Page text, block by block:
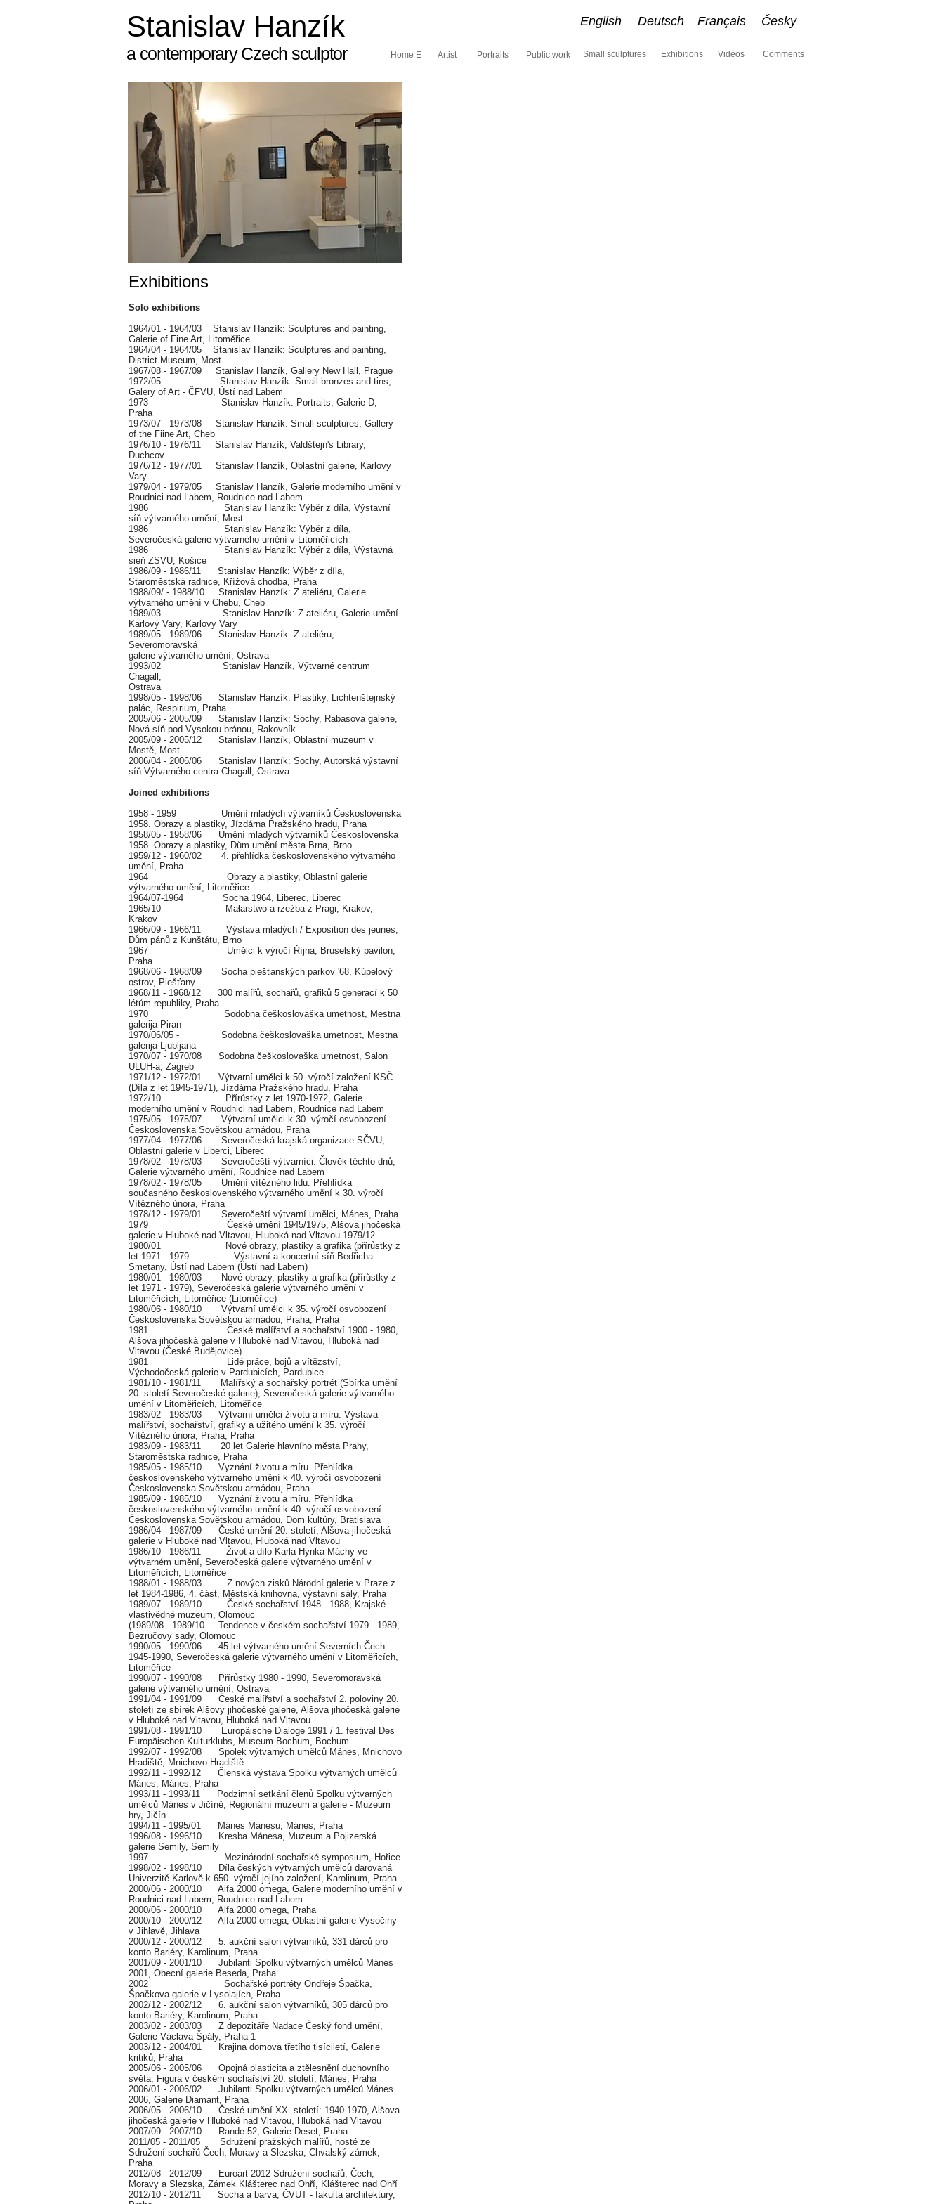
Stanislav Hanzík
a contemporary Czech sculptor Portraits
Artist
Home E Public work Small sculptures Exhibitions Videos Comments
Exhibitions
Solo exhibitions
1964/01 - 1964/03 Stanislav Hanzík: Sculptures and painting,
Galerie of Fine Art, Litoměřice
1964/04 - 1964/05 Stanislav Hanzík: Sculptures and painting,
District Museum, Most
1967/08 - 1967/09 Stanislav Hanzík, Gallery New Hall, Prague
1972/05 Stanislav Hanzík: Small bronzes and tins,
Galery of Art - ČFVU, Ústí nad Labem
1973 Stanislav Hanzík: Portraits, Galerie D,
Praha
1973/07 - 1973/08 Stanislav Hanzík: Small sculptures, Gallery
of the Fiine Art, Cheb
1976/10 - 1976/11 Stanislav Hanzík, Valdštejn's Library,
Duchcov
1976/12 - 1977/01 Stanislav Hanzík, Oblastní galerie, Karlovy
Vary
1979/04 - 1979/05 Stanislav Hanzík, Galerie moderního umění v
Roudnici nad Labem, Roudnice nad Labem
1986 Stanislav Hanzík: Výběr z díla, Výstavní
síň výtvarného umění, Most
1986 Stanislav Hanzík: Výběr z díla,
Severočeská galerie výtvarného umění v Litoměřicích
1986 Stanislav Hanzík: Výběr z díla, Výstavná
sieň ZSVU, Košice
1986/09 - 1986/11 Stanislav Hanzík: Výběr z díla,
Staroměstská radnice, Křížová chodba, Praha
1988/09/ - 1988/10 Stanislav Hanzík: Z ateliéru, Galerie
výtvarného umění v Chebu, Cheb
1989/03 Stanislav Hanzík: Z ateliéru, Galerie umění
Karlovy Vary, Karlovy Vary
1989/05 - 1989/06 Stanislav Hanzík: Z ateliéru,
Severomoravská
galerie výtvarného umění, Ostrava
1993/02 Stanislav Hanzík, Výtvarné centrum
Chagall,
Ostrava
1998/05 - 1998/06 Stanislav Hanzík: Plastiky, Lichtenštejnský
palác, Respirium, Praha
2005/06 - 2005/09 Stanislav Hanzík: Sochy, Rabasova galerie,
Nová síň pod Vysokou bránou, Rakovník
2005/09 - 2005/12 Stanislav Hanzík, Oblastní muzeum v
Mostě, Most
2006/04 - 2006/06 Stanislav Hanzík: Sochy, Autorská výstavní
síň Výtvarného centra Chagall, Ostrava
Joined exhibitions
1958 - 1959 Umění mladých výtvarníků Československa
1958. Obrazy a plastiky, Jízdárna Pražského hradu, Praha
1958/05 - 1958/06 Umění mladých výtvarníků Československa
1958. Obrazy a plastiky, Dům umění města Brna, Brno
1959/12 - 1960/02 4. přehlídka československého výtvarného
umění, Praha
1964 Obrazy a plastiky, Oblastní galerie
výtvarného umění, Litoměřice
1964/07-1964 Socha 1964, Liberec, Liberec
1965/10 Małarstwo a rzeźba z Pragi, Krakov,
Krakov
1966/09 - 1966/11 Výstava mladých / Exposition des jeunes,
Dům pánů z Kunštátu, Brno
1967 Umělci k výročí Října, Bruselský pavilon,
Praha
1968/06 - 1968/09 Socha piešťanských parkov '68, Kúpelový
ostrov, Piešťany
1968/11 - 1968/12 300 malířů, sochařů, grafiků 5 generací k 50
létům republiky, Praha
1970 Sodobna češkoslovaška umetnost, Mestna
galerija Piran
1970/06/05 - Sodobna češkoslovaška umetnost, Mestna
galerija Ljubljana
1970/07 - 1970/08 Sodobna češkoslovaška umetnost, Salon
ULUH-a, Zagreb
1971/12 - 1972/01 Výtvarní umělci k 50. výročí založení KSČ
(Díla z let 1945-1971), Jízdárna Pražského hradu, Praha
1972/10 Přírůstky z let 1970-1972, Galerie
moderního umění v Roudnici nad Labem, Roudnice nad Labem
1975/05 - 1975/07 Výtvarní umělci k 30. výročí osvobození
Československa Sovětskou armádou, Praha
1977/04 - 1977/06 Severočeská krajská organizace SČVU,
Oblastní galerie v Liberci, Liberec
1978/02 - 1978/03 Severočeští výtvarníci: Člověk těchto dnů,
Galerie výtvarného umění, Roudnice nad Labem
1978/02 - 1978/05 Umění vítězného lidu. Přehlídka
současného československého výtvarného umění k 30. výročí
Vítězného února, Praha
1978/12 - 1979/01 Severočeští výtvarní umělci, Mánes, Praha
1979 České umění 1945/1975, Alšova jihočeská
galerie v Hluboké nad Vltavou, Hluboká nad Vltavou 1979/12 -
1980/01 Nové obrazy, plastiky a grafika (přírůstky z
let 1971 - 1979 Výstavní a koncertní síň Bedřicha
Smetany, Ústí nad Labem (Ústí nad Labem)
1980/01 - 1980/03 Nové obrazy, plastiky a grafika (přírůstky z
let 1971 - 1979), Severočeská galerie výtvarného umění v
Litoměřicích, Litoměřice (Litoměřice)
1980/06 - 1980/10 Výtvarní umělci k 35. výročí osvobození
Československa Sovětskou armádou, Praha, Praha
1981 České malířství a sochařství 1900 - 1980,
Alšova jihočeská galerie v Hluboké nad Vltavou, Hluboká nad
Vltavou (České Budějovice)
1981 Lidé práce, bojů a vítězství,
Východočeská galerie v Pardubicích, Pardubice
1981/10 - 1981/11 Malířský a sochařský portrét (Sbírka umění
20. století Severočeské galerie), Severočeská galerie výtvarného
umění v Litoměřicích, Litoměřice
1983/02 - 1983/03 Výtvarní umělci životu a míru. Výstava
malířství, sochařství, grafiky a užitého umění k 35. výročí
Vítězného února, Praha, Praha
1983/09 - 1983/11 20 let Galerie hlavního města Prahy,
Staroměstská radnice, Praha
1985/05 - 1985/10 Vyznání životu a míru. Přehlídka
československého výtvarného umění k 40. výročí osvobození
Československa Sovětskou armádou, Praha
1985/09 - 1985/10 Vyznání životu a míru. Přehlídka
československého výtvarného umění k 40. výročí osvobození
Československa Sovětskou armádou, Dom kultúry, Bratislava
1986/04 - 1987/09 České umění 20. století, Alšova jihočeská
galerie v Hluboké nad Vltavou, Hluboká nad Vltavou
1986/10 - 1986/11 Život a dílo Karla Hynka Máchy ve
výtvarném umění, Severočeská galerie výtvarného umění v
Litoměřicích, Litoměřice
1988/01 - 1988/03 Z nových zisků Národní galerie v Praze z
let 1984-1986, 4. část, Městská knihovna, výstavní sály, Praha
1989/07 - 1989/10 České sochařství 1948 - 1988, Krajské
vlastivědné muzeum, Olomouc
(1989/08 - 1989/10 Tendence v českém sochařství 1979 - 1989,
Bezručovy sady, Olomouc
1990/05 - 1990/06 45 let výtvarného umění Severních Čech
1945-1990, Severočeská galerie výtvarného umění v Litoměřicích,
Litoměřice
1990/07 - 1990/08 Přírůstky 1980 - 1990, Severomoravská
galerie výtvarného umění, Ostrava
1991/04 - 1991/09 České malířství a sochařství 2. poloviny 20.
století ze sbírek Alšovy jihočeské galerie, Alšova jihočeská galerie
v Hluboké nad Vltavou, Hluboká nad Vltavou
1991/08 - 1991/10 Europäische Dialoge 1991 / 1. festival Des
Europäischen Kulturklubs, Museum Bochum, Bochum
1992/07 - 1992/08 Spolek výtvarných umělců Mánes, Mnichovo
Hradiště, Mnichovo Hradiště
1992/11 - 1992/12 Členská výstava Spolku výtvarných umělců
Mánes, Mánes, Praha
1993/11 - 1993/11 Podzimní setkání členů Spolku výtvarných
umělců Mánes v Jičíně, Regionální muzeum a galerie - Muzeum
hry, Jičín
1994/11 - 1995/01 Mánes Mánesu, Mánes, Praha
1996/08 - 1996/10 Kresba Mánesa, Muzeum a Pojizerská
galerie Semily, Semily
1997 Mezinárodní sochařské symposium, Hořice
1998/02 - 1998/10 Díla českých výtvarných umělců darovaná
Univerzitě Karlově k 650. výročí jejího založení, Karolinum, Praha
2000/06 - 2000/10 Alfa 2000 omega, Galerie moderního umění v
Roudnici nad Labem, Roudnice nad Labem
2000/06 - 2000/10 Alfa 2000 omega, Praha
2000/10 - 2000/12 Alfa 2000 omega, Oblastní galerie Vysočiny
v Jihlavě, Jihlava
2000/12 - 2000/12 5. aukční salon výtvarníků, 331 dárců pro
konto Bariéry, Karolinum, Praha
2001/09 - 2001/10 Jubilanti Spolku výtvarných umělců Mánes
2001, Obecní galerie Beseda, Praha
2002 Sochařské portréty Ondřeje Špačka,
Špačkova galerie v Lysolajích, Praha
2002/12 - 2002/12 6. aukční salon výtvarníků, 305 dárců pro
konto Bariéry, Karolinum, Praha
2003/02 - 2003/03 Z depozitáře Nadace Český fond umění,
Galerie Václava Špály, Praha 1
2003/12 - 2004/01 Krajina domova třetího tisíciletí, Galerie
kritiků, Praha
2005/06 - 2005/06 Opojná plasticita a ztělesnění duchovního
světa, Figura v českém sochařství 20. století, Mánes, Praha
2006/01 - 2006/02 Jubilanti Spolku výtvarných umělců Mánes
2006, Galerie Diamant, Praha
2006/05 - 2006/10 České umění XX. století: 1940-1970, Alšova
jihočeská galerie v Hluboké nad Vltavou, Hluboká nad Vltavou
2007/09 - 2007/10 Rande 52, Galerie Deset, Praha
2011/05 - 2011/05 Sdružení pražských malířů, hosté ze
Sdružení sochařů Čech, Moravy a Slezska, Chvalský zámek,
Praha
2012/08 - 2012/09 Euroart 2012 Sdružení sochařů, Čech,
Moravy a Slezska, Zámek Klášterec nad Ohří, Klášterec nad Ohří
2012/10 - 2012/11 Socha a barva, ČVUT - fakulta architektury,
English Deutsch Français Česky